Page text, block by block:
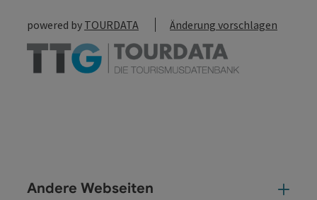
powered by TOURDATA Änderung vorschlagen
Andere Webseiten